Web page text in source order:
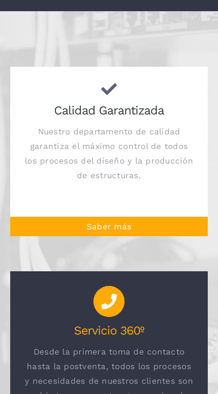
Calidad Garantizada
Nuestro departamento de calidad
garantiza el máximo control de todos
los procesos del diseño y la producción
de estructuras.
Saber más
Servicio 360º
Desde la primera toma de contacto
hasta la postventa, todos los procesos
y necesidades de nuestros clientes son